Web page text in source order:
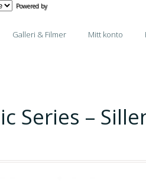
Powered by
Galleri & Filmer Mitt konto
Series –